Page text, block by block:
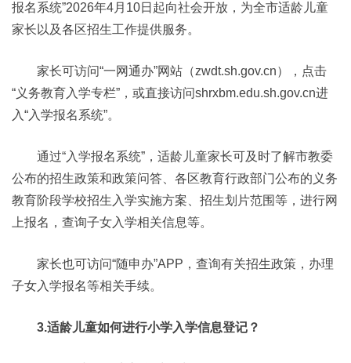
报名系统”2026年4月10日起向社会开放，为全市适龄儿童
家长以及各区招生工作提供服务。
家长可访问“一网通办”网站（zwdt.sh.gov.cn），点击
“义务教育入学专栏”，或直接访问shrxbm.edu.sh.gov.cn进
入“入学报名系统”。
通过“入学报名系统”，适龄儿童家长可及时了解市教委
公布的招生政策和政策问答、各区教育行政部门公布的义务
教育阶段学校招生入学实施方案、招生划片范围等，进行网
上报名，查询子女入学相关信息等。
家长也可访问“随申办”APP，查询有关招生政策，办理
子女入学报名等相关手续。
3.适龄儿童如何进行小学入学信息登记？